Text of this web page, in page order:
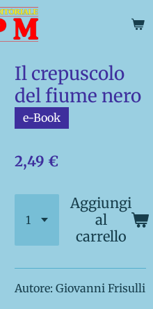
Il crepuscolo
del fiume nero
e-Book
2,49 €
Aggiungi
al
carrello
Autore: Giovanni Frisulli